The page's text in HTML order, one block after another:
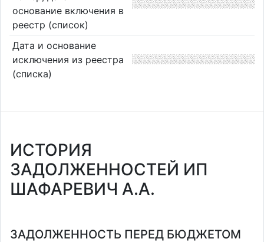
основание включения в
реестр (список)
Дата и основание
исключения из реестра
(списка)
ИСТОРИЯ
ЗАДОЛЖЕННОСТЕЙ ИП
ШАФАРЕВИЧ А.А.
ЗАДОЛЖЕННОСТЬ ПЕРЕД БЮДЖЕТОМ